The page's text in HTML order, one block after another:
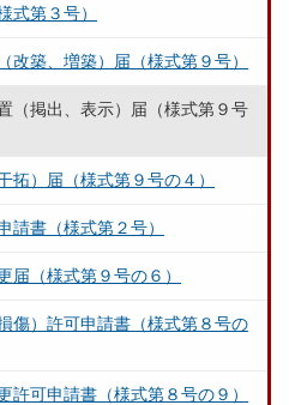
式第３号）
改築、増築）届（様式第９号）
（掲出、表示）届（様式第９号
拓）届（様式第９号の４）
請書（様式第２号）
届（様式第９号の６）
傷）許可申請書（様式第８号の
許可申請書（様式第８号の９）